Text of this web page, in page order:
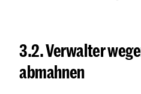
3.2. Verwalter
abmahnen